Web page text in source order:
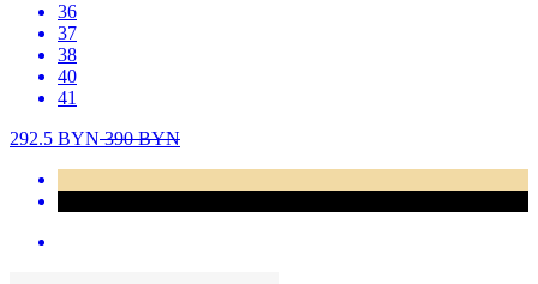
36
37
38
40
41
292.5 BYN390BYN